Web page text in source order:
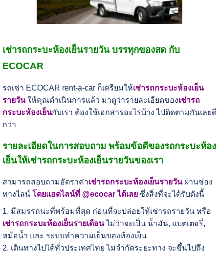
เช่ารถกระบะห้องเย็นรายวัน บรรทุกของสด กับ
ECOCAR
รถเช่า ECOCAR rent-a-car ก็เตรียมให้เช่ารถกระบะห้องเย็น
รายวันให้คุณดำเนินการแล้ว มาดูว่ารายละเอียดของเช่ารถ
กระบะห้องเย็นกับเรา ต้องใช้เอกสารอะไรบ้าง ไปติดตามกันเลยดี
กว่า
รายละเอียดในการสอบถาม พร้อมข้อดีของรถกระบะห้อง
เย็นให้เช่ารถกระบะห้องเย็นรายวันของเรา
สามารถสอบถามอัตราค่าเช่ารถกระบะห้องเย็นรายวันผ่านช่อง
ทางไลน์ โดยแอดไลน์ที่ @ecocar ได้เลยซึ่งสิ่งที่จะได้รับดังนี้
1. มีสมรรถนะที่พร้อมที่สุด ก่อนที่จะปล่อยให้เช่ารถรายวัน หรือ
เช่ารถกระบะห้องเย็นรายเดือนไม่ว่าจะเป็น น้ำมัน, แบตเตอรี่,
หม้อน้ำ และ ระบบทำความเย็นของห้องเย็น
2. เดินทางไปได้ทั่วประเทศไทย ไม่จำกัดระยะทาง จะขึ้นไปถึง